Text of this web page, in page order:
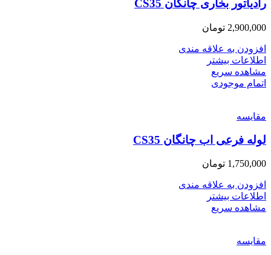
رادیاتور بخاری چانگان CS35
2,900,000 تومان
افزودن به علاقه مندی
اطلاعات بیشتر
مشاهده سریع
اتمام موجودی
مقایسه
لوله فرعی اب چانگان CS35
1,750,000 تومان
افزودن به علاقه مندی
اطلاعات بیشتر
مشاهده سریع
مقایسه